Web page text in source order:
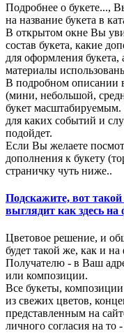
Подробнее о букете...,
на название букета в
В открытом окне Вы
состав букета, какие
для оформления
материалы
В подробном описании
(мини, небольшой,
букет
для каких событий и
подойдет.
Если Вы желаете
дополнения к букету
страничку чуть ниже..
Подскажите, вот такой
выглядит как здесь на
Цветовое решение, и
будет такой же, как и
Получателю - в Ваш
или композиции.
Все букеты,
из свежих цветов,
представленным на
личного согласия на то